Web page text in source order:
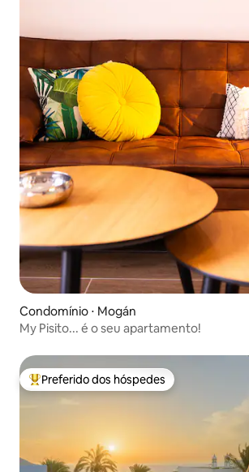
Condomínio ⋅ Mogán
My Pisito... é o seu apartamento!
Entre os melhores preferidos dos hóspedes
Preferido dos hóspedes